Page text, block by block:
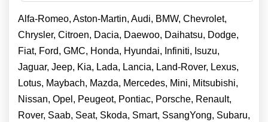
Alfa-Romeo, Aston-Martin, Audi, BMW, Chevrolet,
Chrysler, Citroen, Dacia, Daewoo, Daihatsu, Dodge,
Fiat, Ford, GMC, Honda, Hyundai, Infiniti, Isuzu,
Jaguar, Jeep, Kia, Lada, Lancia, Land-Rover, Lexus,
Lotus, Maybach, Mazda, Mercedes, Mini, Mitsubishi,
Nissan, Opel, Peugeot, Pontiac, Porsche, Renault,
Rover, Saab, Seat, Skoda, Smart, SsangYong, Subaru,